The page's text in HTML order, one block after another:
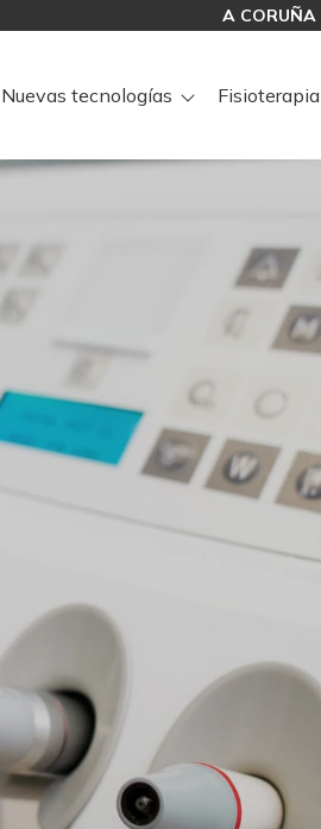
A CORUÑA
Nuevas tecnologías Fisioterapia